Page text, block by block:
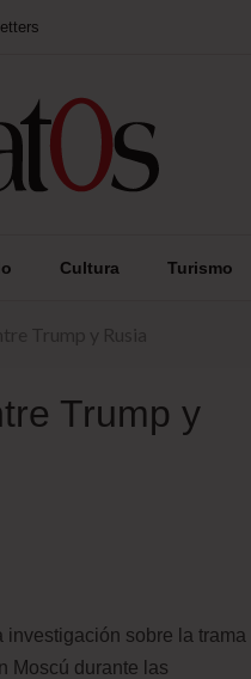
Cultura Turismo
Trump y
sobre la trama
Moscú durante las